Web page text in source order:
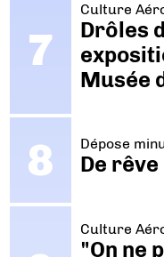
Culture
Drôles
Musée
Dépose
De rêve
Culture
"On ne